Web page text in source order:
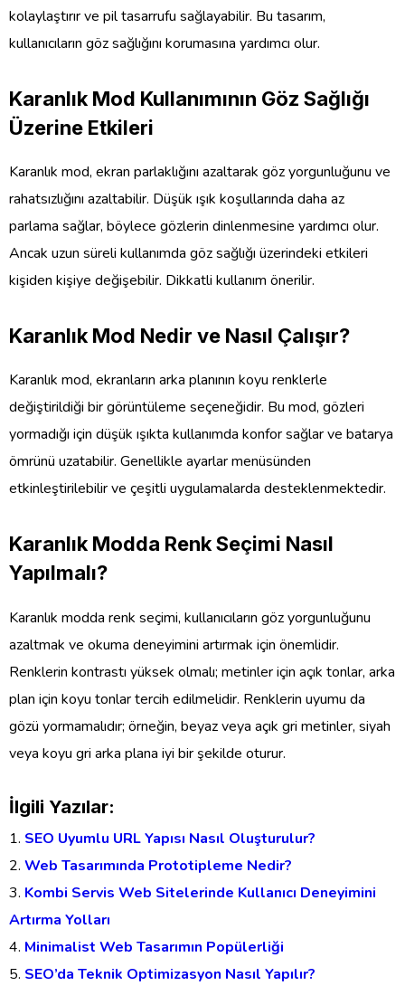
kolaylaştırır ve pil tasarrufu sağlayabilir. Bu tasarım,
kullanıcıların göz sağlığını korumasına yardımcı olur.
Karanlık Mod Kullanımının Göz Sağlığı
Üzerine Etkileri
Karanlık mod, ekran parlaklığını azaltarak göz yorgunluğunu ve
rahatsızlığını azaltabilir. Düşük ışık koşullarında daha az
parlama sağlar, böylece gözlerin dinlenmesine yardımcı olur.
Ancak uzun süreli kullanımda göz sağlığı üzerindeki etkileri
kişiden kişiye değişebilir. Dikkatli kullanım önerilir.
Karanlık Mod Nedir ve Nasıl Çalışır?
Karanlık mod, ekranların arka planının koyu renklerle
değiştirildiği bir görüntüleme seçeneğidir. Bu mod, gözleri
yormadığı için düşük ışıkta kullanımda konfor sağlar ve batarya
ömrünü uzatabilir. Genellikle ayarlar menüsünden
etkinleştirilebilir ve çeşitli uygulamalarda desteklenmektedir.
Karanlık Modda Renk Seçimi Nasıl
Yapılmalı?
Karanlık modda renk seçimi, kullanıcıların göz yorgunluğunu
azaltmak ve okuma deneyimini artırmak için önemlidir.
Renklerin kontrastı yüksek olmalı; metinler için açık tonlar, arka
plan için koyu tonlar tercih edilmelidir. Renklerin uyumu da
gözü yormamalıdır; örneğin, beyaz veya açık gri metinler, siyah
veya koyu gri arka plana iyi bir şekilde oturur.
İlgili Yazılar:
SEO Uyumlu URL Yapısı Nasıl Oluşturulur?
Web Tasarımında Prototipleme Nedir?
Kombi Servis Web Sitelerinde Kullanıcı Deneyimini
Artırma Yolları
Minimalist Web Tasarımın Popülerliği
SEO’da Teknik Optimizasyon Nasıl Yapılır?